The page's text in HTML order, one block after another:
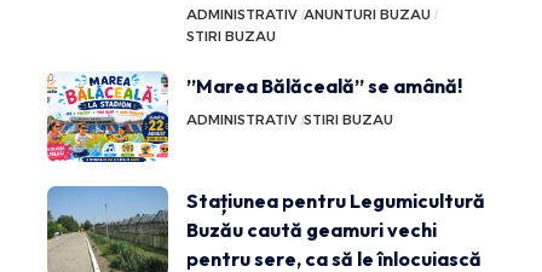
ADMINISTRATIV ANUNTURI BUZAU
STIRI BUZAU
”Marea Bălăceală” se amână!
ADMINISTRATIV STIRI BUZAU
Stațiunea pentru Legumicultură
Buzău caută geamuri vechi
pentru sere, ca să le înlocuiască